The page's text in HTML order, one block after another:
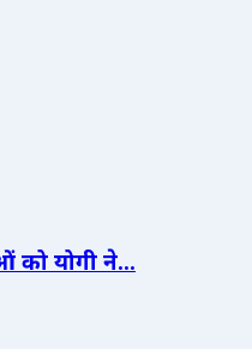
को योगी ने...